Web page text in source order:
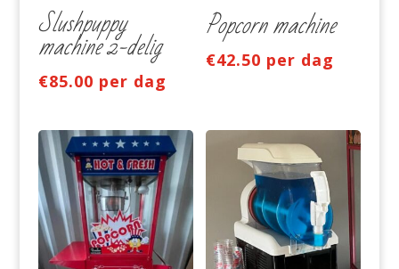
Slushpuppy
machine 2-delig
€85.00 per dag
Popcorn machine
€42.50 per dag